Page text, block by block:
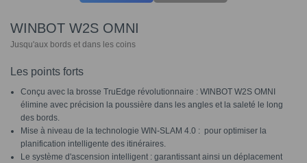
WINBOT W2S OMNI
Jusqu'aux bords et dans les coins
Les points forts
Conçu avec la brosse TruEdge révolutionnaire : WINBOT W2S OMNI
élimine avec précision la poussière dans les angles et la saleté le long
des bords.
Mise à niveau de la technologie WIN-SLAM 4.0 : pour optimiser la
planification intelligente des itinéraires.
Le système d'ascension intelligent : garantissant ainsi un déplacement